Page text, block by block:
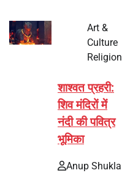
Art &
Culture
Religion
शाश्वत प्रहरी:
शिव मंदिरों में
नंदी की पवित्र
भूमिका
Anup Shukla